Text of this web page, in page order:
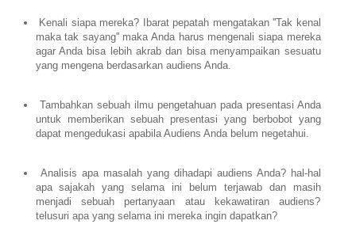
Kenali siapa mereka? Ibarat pepatah mengatakan ''Tak kenal
maka tak sayang'' maka Anda harus mengenali siapa mereka
agar Anda bisa lebih akrab dan bisa menyampaikan sesuatu
yang mengena berdasarkan audiens Anda.
Tambahkan sebuah ilmu pengetahuan pada presentasi Anda
untuk memberikan sebuah presentasi yang berbobot yang
dapat mengedukasi apabila Audiens Anda belum negetahui.
Analisis apa masalah yang dihadapi audiens Anda? hal-hal
apa sajakah yang selama ini belum terjawab dan masih
menjadi sebuah pertanyaan atau kekawatiran audiens?
telusuri apa yang selama ini mereka ingin dapatkan?